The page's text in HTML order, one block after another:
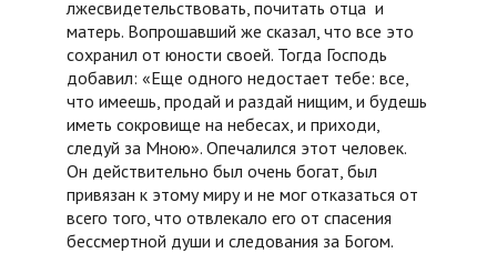
лжесвидетельствовать, почитать отца и
матерь. Вопрошавший же сказал, что все это
сохранил от юности своей. Тогда Господь
добавил: «Еще одного недостает тебе: все,
что имеешь, продай и раздай нищим, и будешь
иметь сокровище на небесах, и приходи,
следуй за Мною». Опечалился этот человек.
Он действительно был очень богат, был
привязан к этому миру и не мог отказаться от
всего того, что отвлекало его от спасения
бессмертной души и следования за Богом.